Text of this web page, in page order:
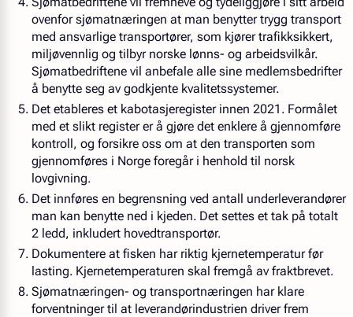
ovenfor sjømatnæringen at man benytter trygg transport
med ansvarlige transportører, som kjører trafikksikkert,
miljøvennlig og tilbyr norske lønns- og arbeidsvilkår.
Sjømatbedriftene vil anbefale alle sine medlemsbedrifter
å benytte seg av godkjente kvalitetssystemer.
Det etableres et kabotasjeregister innen 2021. Formålet
med et slikt register er å gjøre det enklere å gjennomføre
kontroll, og forsikre oss om at den transporten som
gjennomføres i Norge foregår i henhold til norsk
lovgivning.
Det innføres en begrensning ved antall underleverandører
man kan benytte ned i kjeden. Det settes et tak på totalt
2 ledd, inkludert hovedtransportør.
Dokumentere at fisken har riktig kjernetemperatur før
lasting. Kjernetemperaturen skal fremgå av fraktbrevet.
Sjømatnæringen- og transportnæringen har klare
forventninger til at leverandørindustrien driver frem